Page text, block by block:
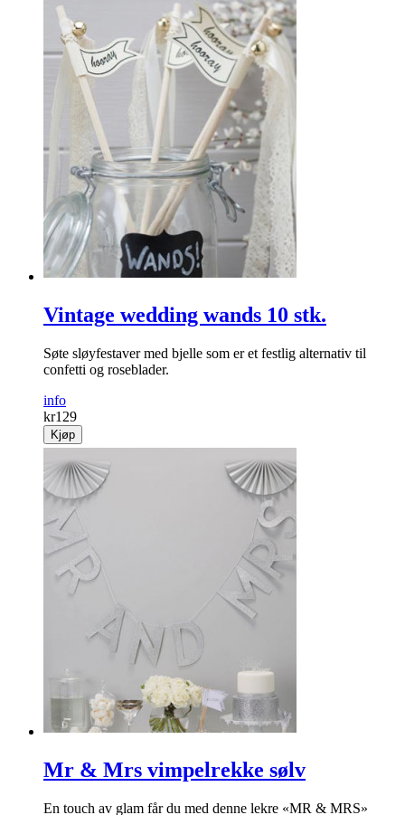
Vintage wedding wands 10 stk.
Søte sløyfestaver med bjelle som er et festlig alternativ til
confetti og roseblader.
info
kr129
Kjøp
Mr & Mrs vimpelrekke sølv
En touch av glam får du med denne lekre «MR & MRS»